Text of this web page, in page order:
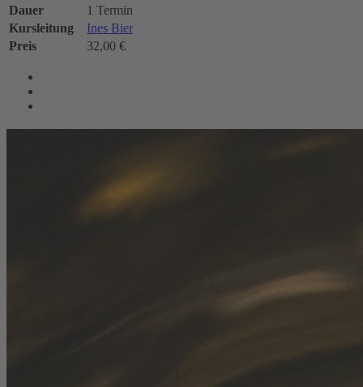
Dauer
1 Termin
Kursleitung
Ines Bier
Preis
32,00 €